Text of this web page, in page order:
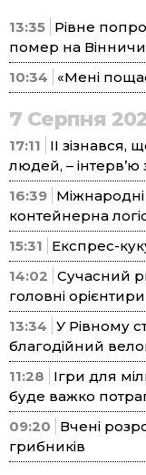
13:35 Рівне
помер на
10:34
«Мені
7 Серпня
17:11
ІІ
людей, – інтерв’ю
16:39
контейнерна
15:31
Експрес-
14:02 Сучасний
головні орієнтири
13:34 У Рівному
благодійний
11:28
Ігри для
буде важко
09:20
Вчені
грибників